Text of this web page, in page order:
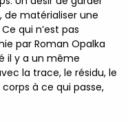
de matérialiser une
qui n’est pas
par Roman Opalka
il y a un même
la trace, le résidu, le
à ce qui passe,